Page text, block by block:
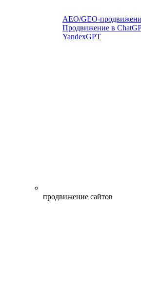
AEO/GEO-
Продвижение в
YandexGPT
продвижение сайтов